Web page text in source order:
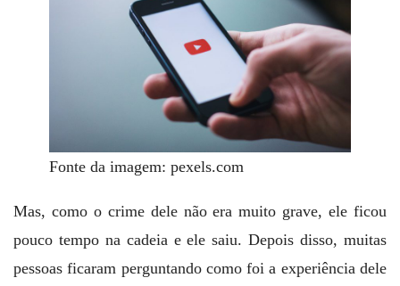
Fonte da imagem: pexels.com
Mas, como o crime dele não era muito grave, ele ficou
pouco tempo na cadeia e ele saiu. Depois disso, muitas
pessoas ficaram perguntando como foi a experiência dele